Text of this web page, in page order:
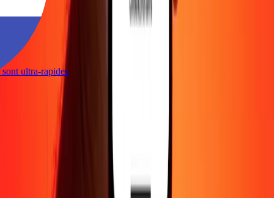
sont ultra-rapides